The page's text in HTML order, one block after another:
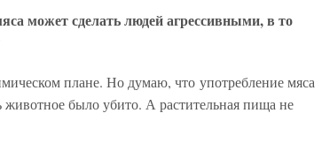
может сделать людей агрессивными, в то
плане. Но думаю, что употребление мяса
животное было убито. А растительная пища не